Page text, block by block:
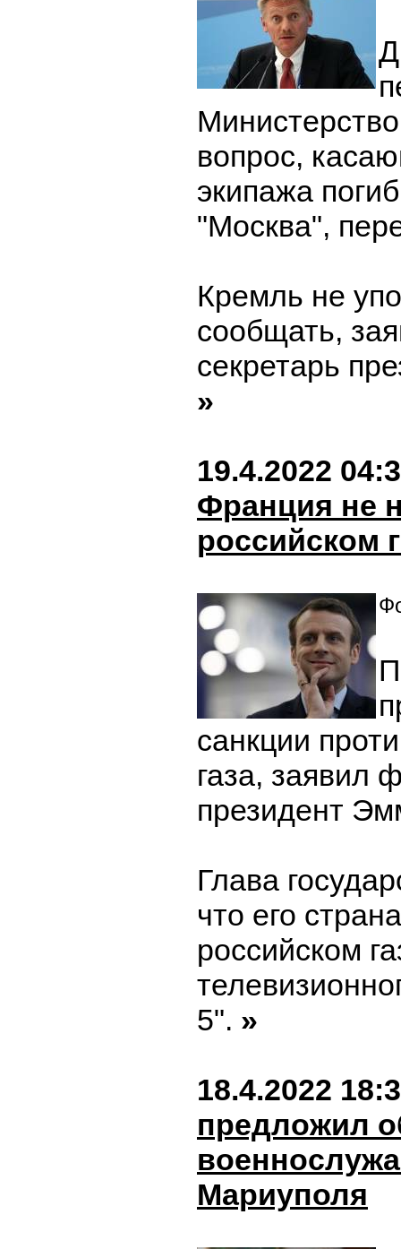
вопрос,
экипажа
"Москва",
Кремль не
сообщать,
секретарь
»
19.4.2022
Франция не
российском
санкции
газа, заявил
президент
Глава
что его
российском
5". »
18.4.2022
предложил
Мариуполя